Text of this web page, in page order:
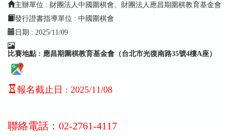
主辦單位 : 財團法人中國圍棋會、財團法人應昌期圍棋教育基金會
發行證書指導單位 : 中國圍棋會
日期 : 2025/11/09
比賽地點 : 應昌期圍棋教育基金會（台北市光復南路35號4樓A座）
報名截止日 : 2025/11/08
聯絡電話：02-2761-4117